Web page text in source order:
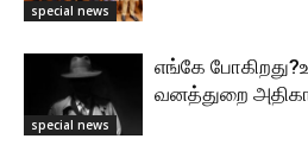
special news
special news
எங்கே
வனத்துறை